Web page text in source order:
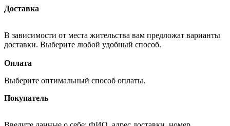
Доставка
В зависимости от места жительства вам предложат варианты
доставки. Выберите любой удобный способ.
Оплата
Выберите оптимальный способ оплаты.
Покупатель